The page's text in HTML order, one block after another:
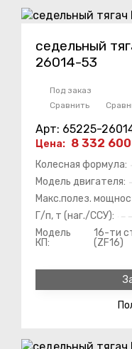
седельный
26014-53
Под заказ
Сравнить
Арт: 65225-
Цена: 8 332 600
Колесная формула:
Модель двигателя:
Макс.полез.
Г/п, т (наг./ССУ):
Модель
КП:
16-ти
(ZF16)